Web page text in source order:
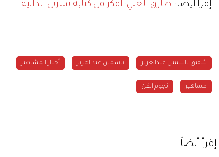
إقرأ أيضاً: طارق العلي: أفكر في كتابة سيرتي الذاتية
شقيق ياسمين عبدالعزيز ياسمين عبدالعزيز أخبار المشاهير
مشاهير نجوم الفن
إقرأ أيضاً